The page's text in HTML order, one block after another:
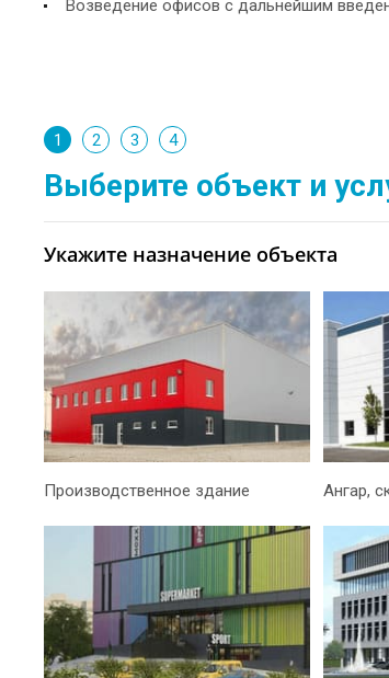
Возведение офисов с дальнейшим
1 2 3 4
Выберите объект и
Укажите назначение объекта
Производственное здание Ангар,